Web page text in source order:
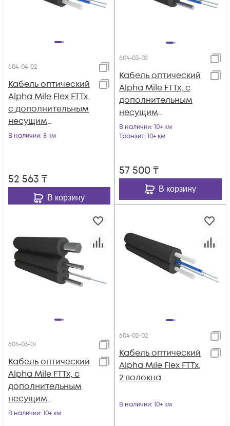
604-04-02
Кабель оптический
Alpha Mile Flex FTTx,
с дополнительным
несущим
элементом
В наличии: 8 км
52 563 ₸
В корзину
604-03-02
Кабель оптический
Alpha Mile FTTx, с
дополнительным
несущим
элементом
(проволока 1.0 мм),
В наличии: 10+ км
Транзит: 10+ км
57 500₸
В корзину
604-03-01
Кабель оптический
Alpha Mile FTTx, с
дополнительным
несущим
элементом
В наличии: 10+ км
604-02-02
Кабель оптический
Alpha Mile Flex FTTx,
2 волокна
В наличии: 10+ км